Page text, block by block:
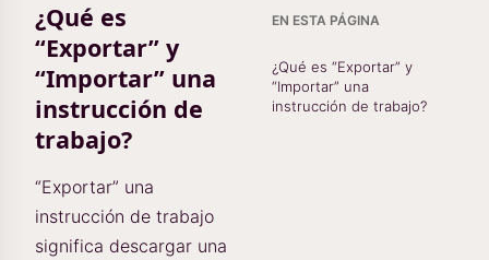
¿Qué es
“Exportar” y
“Importar” una
instrucción de
trabajo?
“Exportar” una
instrucción de trabajo
significa descargar una
EN ESTA PÁGINA
¿Qué es “Exportar” y
“Importar” una
instrucción de trabajo?